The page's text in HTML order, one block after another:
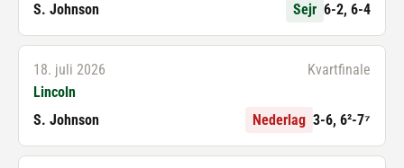
S. Johnson
Sejr 6-2, 6-4
18. juli 2026
Kvartfinale
Lincoln
S. Johnson
Nederlag 3-6, 6²-7⁷